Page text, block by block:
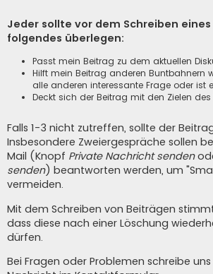
Jeder sollte vor dem Schreiben
folgendes überlegen:
Passt mein Beitrag zu dem aktuellen
Hilft mein Beitrag anderen Buntbahnern
alle anderen interessante Frage oder ist
Deckt sich der Beitrag mit den Zielen des
Falls 1-3 nicht zutreffen, sollte der
Insbesondere Zweiergespräche sollen
Mail (Knopf Private Nachricht senden
senden) beantworten werden, um
vermeiden.
Mit dem Schreiben von Beiträgen
dass diese nach einer Löschung
dürfen.
Bei Fragen oder Problemen schreibe uns